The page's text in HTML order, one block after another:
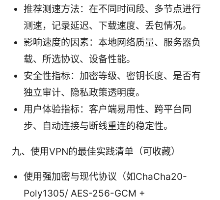
推荐测速方法：在不同时间段、多节点进行
测速，记录延迟、下载速度、丢包情况。
影响速度的因素：本地网络质量、服务器负
载、所选协议、设备性能。
安全性指标：加密等级、密钥长度、是否有
独立审计、隐私政策透明度。
用户体验指标：客户端易用性、跨平台同
步、自动连接与断线重连的稳定性。
九、使用VPN的最佳实践清单（可收藏）
使用强加密与现代协议（如ChaCha20-
Poly1305/ AES-256-GCM +